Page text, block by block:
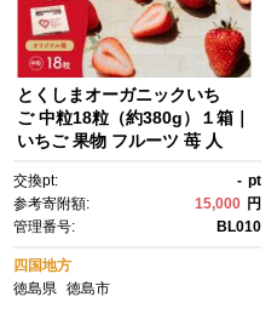
とくしまオーガニックいち
ご 中粒18粒（約380g）１箱｜
いちご 果物 フルーツ 苺 人
ト プレゼント 贈答 ケーキ グル
メ デザート おやつ お菓子 送料
無料【2026年12月下旬から順
次発送】
交換pt: - pt
参考寄附額:
15,000 円
管理番号:
BL010
四国地方
徳島県 徳島市